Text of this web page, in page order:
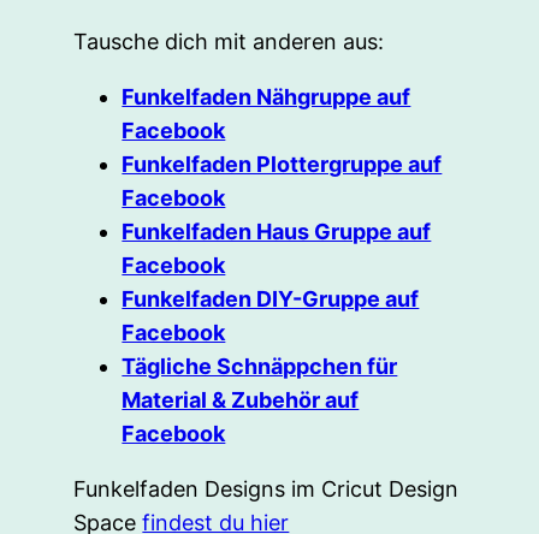
Tausche dich mit anderen aus:
Funkelfaden Nähgruppe auf
Facebook
Funkelfaden Plottergruppe auf
Facebook
Funkelfaden Haus Gruppe auf
Facebook
Funkelfaden DIY-Gruppe auf
Facebook
Tägliche Schnäppchen für
Material & Zubehör auf
Facebook
Funkelfaden Designs im Cricut Design
Spacefindest du hier